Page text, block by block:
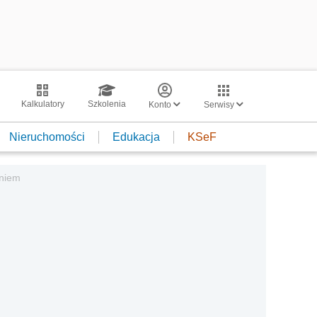
Kalkulatory Szkolenia Konto Serwisy
Nieruchomości Edukacja KSeF